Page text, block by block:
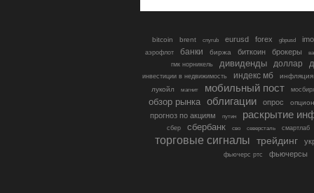
bitcoin brent cnyrub eurusd forex gbpusd
аэрофлот банки биржа биткоин брокеры
гмк норникель
дивиденды доллар
инвестиции в недвижимость индекс мб
инфляция
лукойл
магнит мобильный пост
обзор рынка облигации опрос
прогноз по акциям путин раскрытие
сбер сбербанк сво северсталь смартлаб
торговые сигналы трейдинг
фьючерс ртс фьючерсы